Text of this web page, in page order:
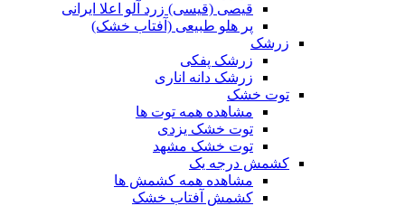
قیصی (قیسی) زرد آلو اعلا ایرانی
پر هلو طبیعی (آفتاب خشک)
زرشک
زرشک پفکی
زرشک دانه اناری
توت خشک
مشاهده همه توت ها
توت خشک یزدی
توت خشک مشهد
کشمش درجه یک
مشاهده همه کشمش ها
کشمش آفتاب خشک